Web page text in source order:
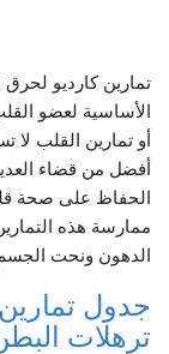
تمارين كارديو
الأساسية لعضو
أو تمارين القلب لا
أفضل من قضاء
الحفاظ على صحة
ممارسة هذه
الدهون ونحت الجسم
جدول
ترهلات